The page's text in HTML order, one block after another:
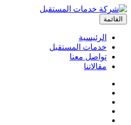
القائمة
الرئيسية
خدمات المستقبل
تواصل معنا
مقالاتنا